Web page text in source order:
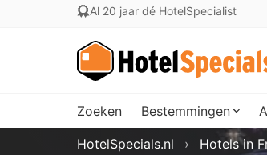
Al 20 jaar dé HotelSpecialist
Zoeken Bestemmingen
HotelSpecials.nl Hotels in